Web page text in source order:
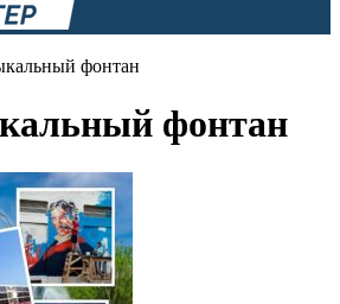
фонтан
фонтан